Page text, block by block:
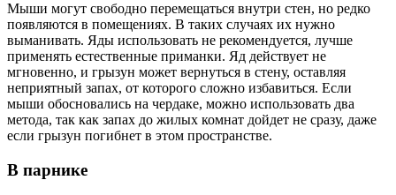
Мыши могут свободно перемещаться внутри стен, но редко
появляются в помещениях. В таких случаях их нужно
выманивать. Яды использовать не рекомендуется, лучше
применять естественные приманки. Яд действует не
мгновенно, и грызун может вернуться в стену, оставляя
неприятный запах, от которого сложно избавиться. Если
мыши обосновались на чердаке, можно использовать два
метода, так как запах до жилых комнат дойдет не сразу, даже
если грызун погибнет в этом пространстве.
В парнике